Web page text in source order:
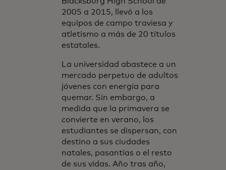
2005 a 2015, llevó a los
equipos de campo traviesa y
atletismo a más de 20 títulos
estatales.
La universidad abastece a un
mercado perpetuo de adultos
jóvenes con energía para
quemar. Sin embargo, a
medida que la primavera se
convierte en verano, los
estudiantes se dispersan, con
destino a sus ciudades
natales, pasantías o el resto
de sus vidas. Año tras año,